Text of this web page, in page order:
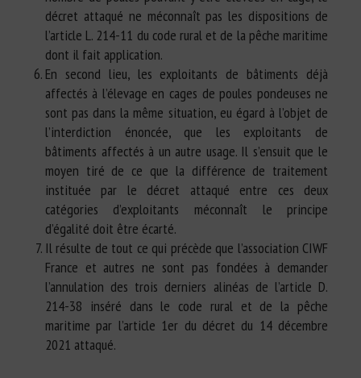
décret attaqué ne méconnaît pas les dispositions de
l’article L. 214-11 du code rural et de la pêche maritime
dont il fait application.
En second lieu, les exploitants de bâtiments déjà
affectés à l’élevage en cages de poules pondeuses ne
sont pas dans la même situation, eu égard à l’objet de
l’interdiction énoncée, que les exploitants de
bâtiments affectés à un autre usage. Il s’ensuit que le
moyen tiré de ce que la différence de traitement
instituée par le décret attaqué entre ces deux
catégories d’exploitants méconnaît le principe
d’égalité doit être écarté.
Il résulte de tout ce qui précède que l’association CIWF
France et autres ne sont pas fondées à demander
l’annulation des trois derniers alinéas de l’article D.
214-38 inséré dans le code rural et de la pêche
maritime par l’article 1er du décret du 14 décembre
2021 attaqué.